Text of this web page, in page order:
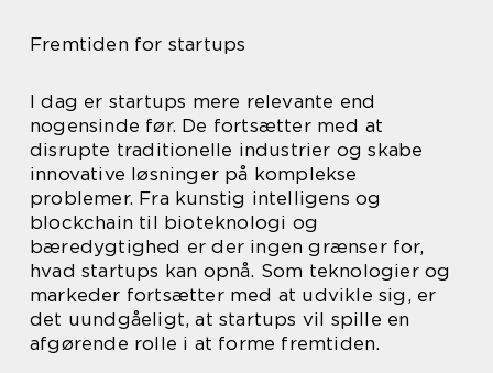
Fremtiden for startups
I dag er startups mere relevante end
nogensinde før. De fortsætter med at
disrupte traditionelle industrier og skabe
innovative løsninger på komplekse
problemer. Fra kunstig intelligens og
blockchain til bioteknologi og
bæredygtighed er der ingen grænser for,
hvad startups kan opnå. Som teknologier og
markeder fortsætter med at udvikle sig, er
det uundgåeligt, at startups vil spille en
afgørende rolle i at forme fremtiden.